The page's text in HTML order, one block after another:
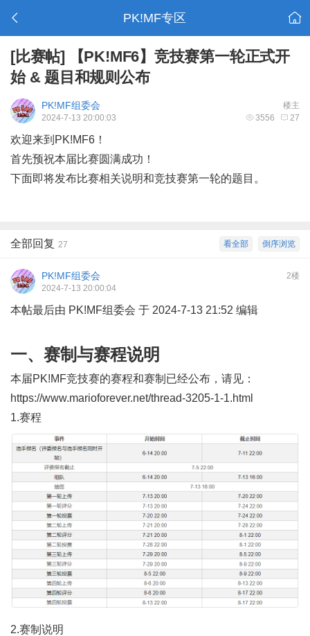
PK!MF专区
[比赛帖] 【PK!MF6】竞技赛第一轮正式开
始 & 题目和规则公布
楼主
PK!MF组委会
3556 27
2024-7-13 20:00:03
欢迎来到PK!MF6！
首先预祝本届比赛圆满成功！
下面即将发布比赛相关说明和竞技赛第一轮的题目。
倒序浏览
看全部
全部回复 27
2楼
PK!MF组委会
2024-7-13 20:00:04
本帖最后由 PK!MF组委会 于 2024-7-13 21:52 编辑
一、赛制与赛程说明
本届PK!MF竞技赛的赛程和赛制已经公布，请见：
https://www.marioforever.net/thread-3205-1-1.html
1.赛程
2.赛制说明